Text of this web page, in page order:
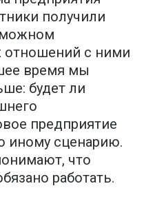
получили
отношений с ними
время мы
будет ли
предприятие
иному сценарию.
что
работать.